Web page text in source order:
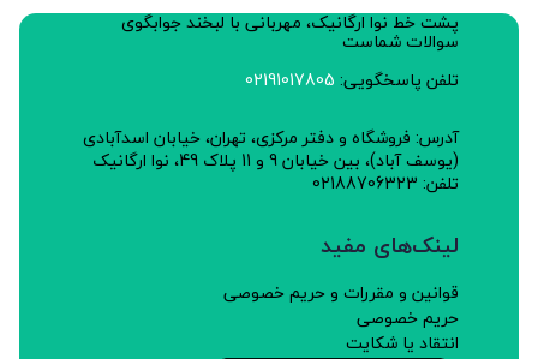
پشت خط نوا ارگانیک، مهربانی با لبخند جوابگوی
سوالات شماست
تلفن پاسخگویی: 02191017805
آدرس: فروشگاه و دفتر مرکزی، تهران، خیابان اسدآبادی
(یوسف آباد)، بین خیابان 9 و 11 پلاک 49، نوا ارگانیک
تلفن: 02188706323
لینک‌های مفید
قوانین و مقررات و حریم خصوصی
حریم خصوصی
انتقاد یا شکایت